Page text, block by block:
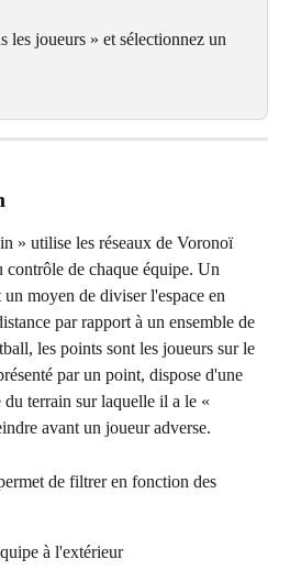
les joueurs » et sélectionnez un
» utilise les réseaux de Voronoï
de chaque équipe. Un
moyen de diviser l'espace en
par rapport à un ensemble de
les points sont les joueurs sur le
par un point, dispose d'une
terrain sur laquelle il a le «
avant un joueur adverse.
de filtrer en fonction des
à l'extérieur